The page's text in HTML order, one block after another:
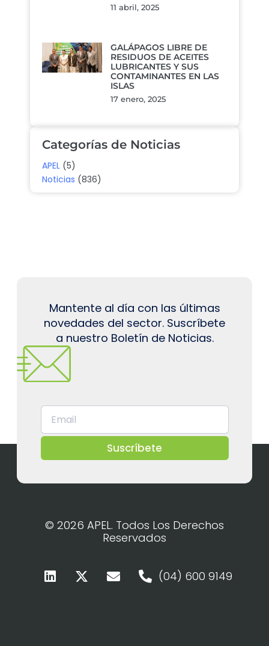
11 abril, 2025
GALÁPAGOS LIBRE DE
RESIDUOS DE ACEITES
LUBRICANTES Y SUS
CONTAMINANTES EN LAS
ISLAS
17 enero, 2025
Categorías de Noticias
APEL (5)
Noticias (836)
Mantente al día con las últimas
novedades del sector. Suscríbete
a nuestro Boletín de Noticias.
Suscríbete
© 2026 APEL. Todos Los Derechos
Reservados
(04) 600 9149